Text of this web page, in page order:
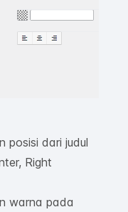
posisi dari judul
Right
warna pada